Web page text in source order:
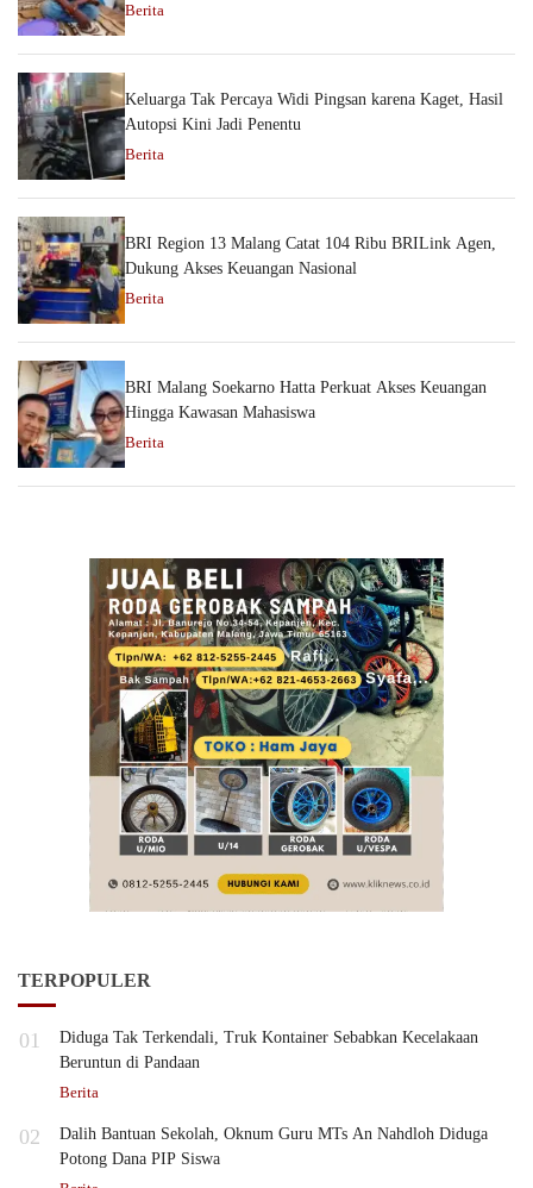
Berita
Keluarga Tak Percaya Widi Pingsan karena Kaget, Hasil
Autopsi Kini Jadi Penentu
Berita
BRI Region 13 Malang Catat 104 Ribu BRILink Agen,
Dukung Akses Keuangan Nasional
Berita
BRI Malang Soekarno Hatta Perkuat Akses Keuangan
Hingga Kawasan Mahasiswa
Berita
TERPOPULER
01
Diduga Tak Terkendali, Truk Kontainer Sebabkan Kecelakaan
Beruntun di Pandaan
Berita
02
Dalih Bantuan Sekolah, Oknum Guru MTs An Nahdloh Diduga
Potong Dana PIP Siswa